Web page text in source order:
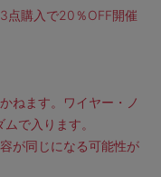
点購入で20％OFF開催
ねます。ワイヤー・ノ
で入ります。
が同じになる可能性が